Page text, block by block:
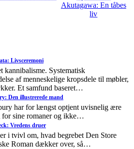
Akutagawa: En tåbes
liv
Livsceremoni
kannibalisme. Systematisk
af menneskelige kropsdele til møbler,
Et samfund baseret…
Den illustrerede mand
har for længst optjent uvisnelig ære
for sine romaner og ikke…
Vredens druer
i tvivl om, hvad begrebet Den Store
Roman dækker over, så…